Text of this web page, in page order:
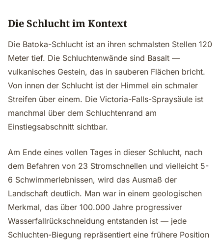
Die Schlucht im Kontext
Die Batoka-Schlucht ist an ihren schmalsten Stellen 120
Meter tief. Die Schluchtenwände sind Basalt —
vulkanisches Gestein, das in sauberen Flächen bricht.
Von innen der Schlucht ist der Himmel ein schmaler
Streifen über einem. Die Victoria-Falls-Spraysäule ist
manchmal über dem Schluchtenrand am
Einstiegsabschnitt sichtbar.
Am Ende eines vollen Tages in dieser Schlucht, nach
dem Befahren von 23 Stromschnellen und vielleicht 5-
6 Schwimmerlebnissen, wird das Ausmaß der
Landschaft deutlich. Man war in einem geologischen
Merkmal, das über 100.000 Jahre progressiver
Wasserfallrückschneidung entstanden ist — jede
Schluchten-Biegung repräsentiert eine frühere Position